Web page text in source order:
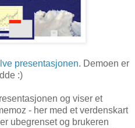
presentasjonen. Demoen er
:)
og viser et
- her med et verdenskart
ubegrenset og brukeren